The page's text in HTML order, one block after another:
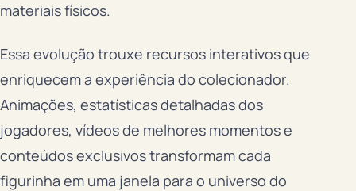
materiais físicos.
Essa evolução trouxe recursos interativos que
enriquecem a experiência do colecionador.
Animações, estatísticas detalhadas dos
jogadores, vídeos de melhores momentos e
conteúdos exclusivos transformam cada
figurinha em uma janela para o universo do